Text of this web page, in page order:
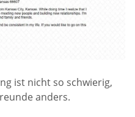
ist nicht so schwierig,
anders.